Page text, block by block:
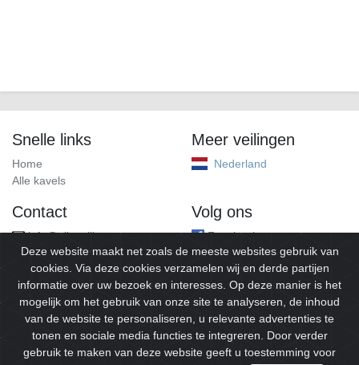
Snelle links
Home
Alle kavels
Meer veilingen
Nederland
Contact
info@alleveilingen.net
Volg ons
Facebook
© 2026Alleveilingen.Alle rechten voorbehouden.
Deze website maakt net zoals de meeste websites gebruik van
cookies. Via deze cookies verzamelen wij en derde partijen
informatie over uw bezoek en interesses. Op deze manier is het
mogelijk om het gebruik van onze site te analyseren, de inhoud
van de website te personaliseren, u relevante advertenties te
tonen en sociale media functies te integreren. Door verder
gebruik te maken van deze website geeft u toestemming voor